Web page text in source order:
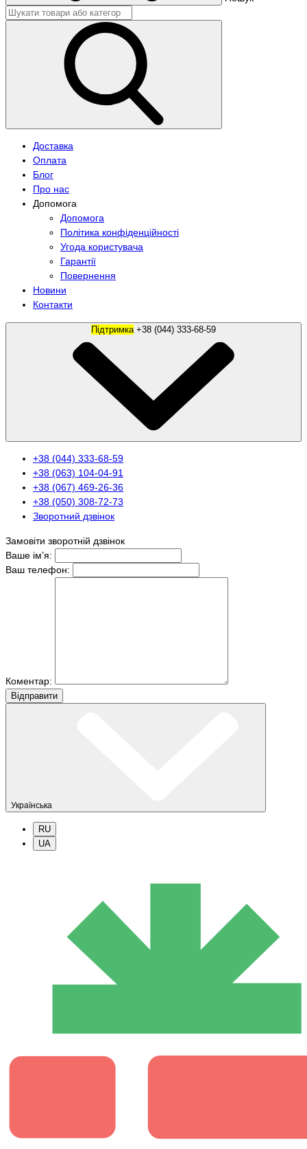
Доставка
Оплата
Блог
Про нас
Допомога
Допомога
Політика конфіденційності
Угода користувача
Гарантії
Повернення
Новини
Контакти
Підтримка
+38 (044) 333-68-59
+38 (063) 104-04-91
+38 (067) 469-26-36
+38 (050) 308-72-73
Зворотний дзвінок
Замовіти зворотній дзвінок
Ваше ім’я:
Ваш телефон:
Коментар:
Вiдправити
Українська
RU
UA